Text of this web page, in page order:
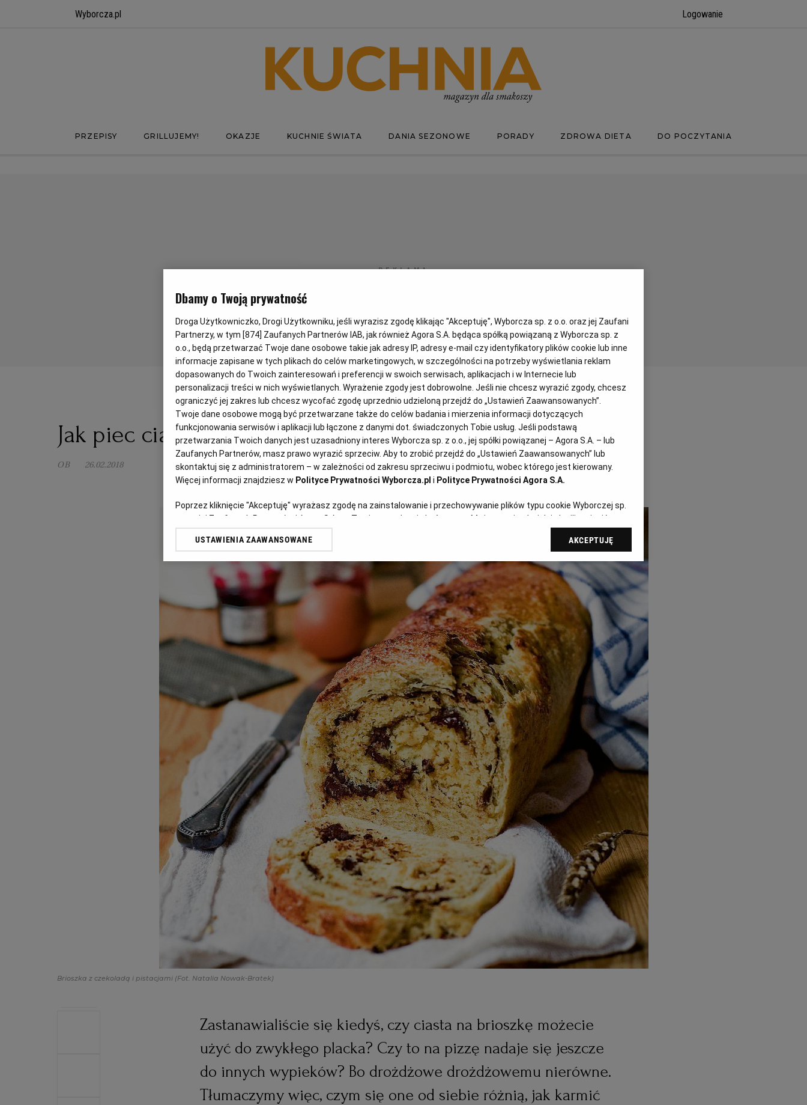
Wyborcza.pl Logowanie
PRZEPISY GRILLUJEMY! OKAZJE KUCHNIE ŚWIATA DANIA SEZONOWE PORADY ZDROWA DIETA DO POCZYTANIA
Jak piec ciasta drożdżowe? Wielki przewodnik
OB 26.02.2018
Brioszka z czekoladą i pistacjami (Fot. Natalia Nowak-Bratek)
Zastanawialiście się kiedyś, czy ciasta na brioszkę możecie
użyć do zwykłego placka? Czy to na pizzę nadaje się jeszcze
do innych wypieków? Bo drożdżowe drożdżowemu nierówne.
Tłumaczymy więc, czym się one od siebie różnią, jak karmić
Dbamy o Twoją prywatność
Droga Użytkowniczko, Drogi Użytkowniku, jeśli wyrazisz zgodę klikając "Akceptuję", Wyborcza sp. z o.o. oraz jej Zaufani
Partnerzy, w tym [874] Zaufanych Partnerów IAB, jak również Agora S.A. będąca spółką powiązaną z Wyborcza sp. z
o.o., będą przetwarzać Twoje dane osobowe takie jak adresy IP, adresy e-mail czy identyfikatory plików cookie lub inne
informacje zapisane w tych plikach do celów marketingowych, w szczególności na potrzeby wyświetlania reklam
dopasowanych do Twoich zainteresowań i preferencji w swoich serwisach, aplikacjach i w Internecie lub
personalizacji treści w nich wyświetlanych. Wyrażenie zgody jest dobrowolne. Jeśli nie chcesz wyrazić zgody, chcesz
ograniczyć jej zakres lub chcesz wycofać zgodę uprzednio udzieloną przejdź do „Ustawień Zaawansowanych”.
Twoje dane osobowe mogą być przetwarzane także do celów badania i mierzenia informacji dotyczących
funkcjonowania serwisów i aplikacji lub łączone z danymi dot. świadczonych Tobie usług. Jeśli podstawą
przetwarzania Twoich danych jest uzasadniony interes Wyborcza sp. z o.o., jej spółki powiązanej – Agora S.A. – lub
Zaufanych Partnerów, masz prawo wyrazić sprzeciw. Aby to zrobić przejdź do „Ustawień Zaawansowanych” lub
skontaktuj się z administratorem – w zależności od zakresu sprzeciwu i podmiotu, wobec którego jest kierowany.
Więcej informacji znajdziesz w Polityce Prywatności Wyborcza.pl i Polityce Prywatności Agora S.A.
Poprzez kliknięcie "Akceptuję" wyrażasz zgodę na zainstalowanie i przechowywanie plików typu cookie Wyborczej sp.
z o. o. jej Zaufanych Partnerów i Agora S.A. na Twoim urządzeniu końcowym. Możesz też w każdej chwili zmienić
swoje preferencje dot. plików cookie, ponownie wywołując narzędzie do zarządzania Twoimi preferencjami dot.
przetwarzania danych poprzez odnośnik „Ustawienia prywatności” w stopce serwisu i przechodząc do sekcji
My, nasi Zaufani Partnerzy i Agora S.A. możemy przetwarzać dane osobowe w następujących celach:Użycie
dokładnych danych geolokalizacyjnych. Aktywne skanowanie charakterystyki urządzenia do celów identyfikacji.
Przechowywanie informacji na urządzeniu lub dostęp do nich. Spersonalizowane reklamy i treści, pomiar reklam i
treści, badnie odbiorców i ulepszanie usług.
Lista Zaufanych Partnerów
USTAWIENIA ZAAWANSOWANE AKCEPTUJĘ